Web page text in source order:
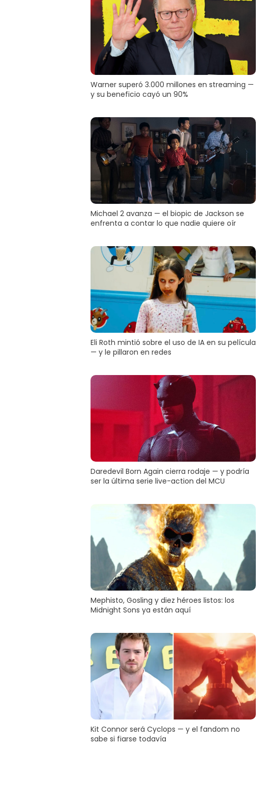
Warner superó 3.000 millones en streaming —
y su beneficio cayó un 90%
Michael 2 avanza — el biopic de Jackson se
enfrenta a contar lo que nadie quiere oír
Eli Roth mintió sobre el uso de IA en su película
— y le pillaron en redes
Daredevil Born Again cierra rodaje — y podría
ser la última serie live-action del MCU
Mephisto, Gosling y diez héroes listos: los
Midnight Sons ya están aquí
Kit Connor será Cyclops — y el fandom no
sabe si fiarse todavía